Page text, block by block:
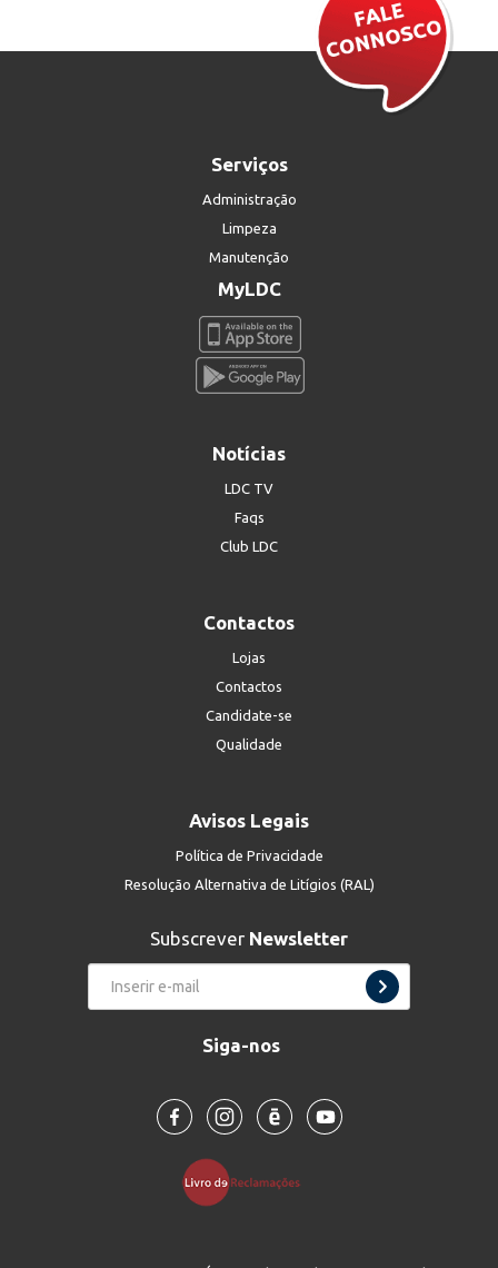
Serviços
Administração
Limpeza
Manutenção
MyLDC
Notícias
LDC TV
Faqs
Club LDC
Contactos
Lojas
Contactos
Candidate-se
Qualidade
Avisos Legais
Política de Privacidade
Resolução Alternativa de Litígios (RAL)
Subscrever Newsletter
Siga-nos